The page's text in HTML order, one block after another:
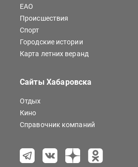
ЕАО
Происшествия
Спорт
Городские истории
Карта летних веранд
Сайты Хабаровска
Отдых
Кино
Справочник компаний